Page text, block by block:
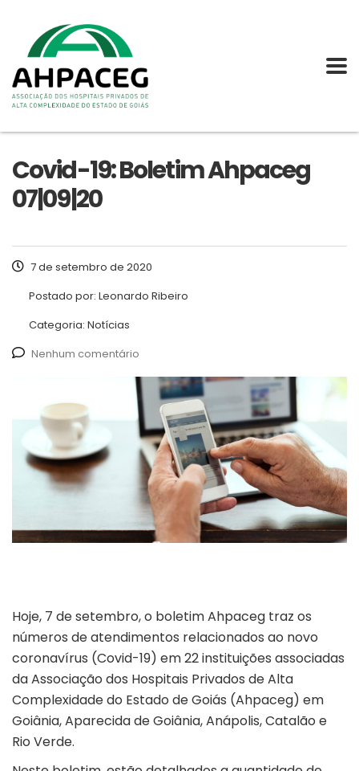
Covid-19: Boletim Ahpaceg
07|09|20
7 de setembro de 2020
Postado por: Leonardo Ribeiro
Categoria: Notícias
Nenhum comentário
Hoje, 7 de setembro, o boletim Ahpaceg traz os
números de atendimentos relacionados ao novo
coronavírus (Covid-19) em 22 instituições associadas
da Associação dos Hospitais Privados de Alta
Complexidade do Estado de Goiás (Ahpaceg) em
Goiânia, Aparecida de Goiânia, Anápolis, Catalão e
Rio Verde.